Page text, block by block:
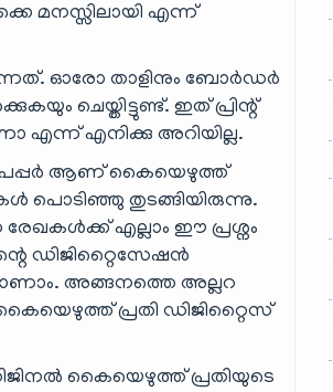
മനസ്സിലായി എന്ന്
ഓരോ താളിനും ബോർഡർ
ചെയ്തിട്ടുണ്ട്. ഇത് പ്രിന്റ്
എന്ന് എനിക്കു അറിയില്ല.
പേപ്പർ ആണ് കൈയെഴുത്ത്
പൊടിഞ്ഞു തുടങ്ങിയിരുന്നു.
എല്ലാം ഈ പ്രശ്നം
ഡിജിറ്റൈസേഷൻ
കാണാം. അങ്ങനത്തെ അല്ലറ
കൈയെഴുത്ത് പ്രതി ഡിജിറ്റൈസ്
കൈയെഴുത്ത് പ്രതിയുടെ